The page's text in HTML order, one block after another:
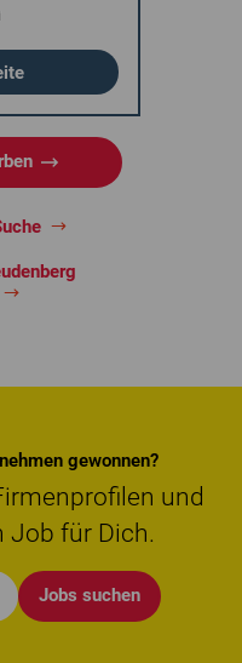
gewonnen?
und
Job für Dich.
Jobs suchen